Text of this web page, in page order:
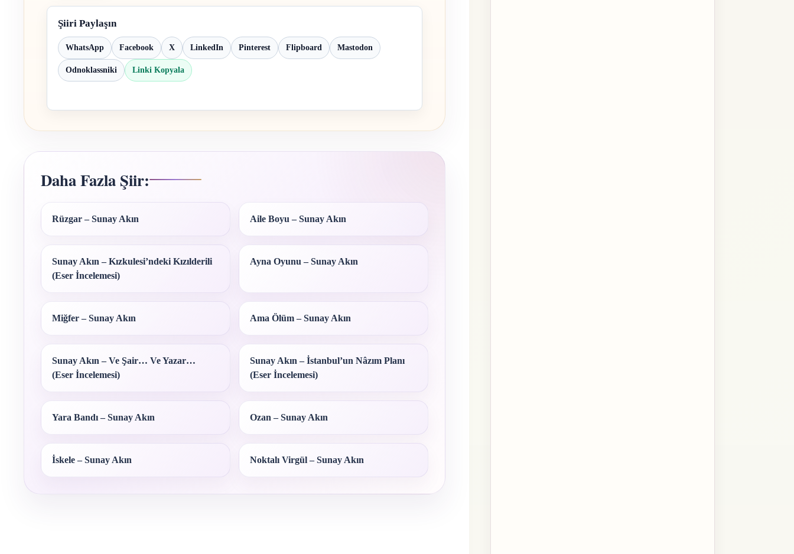
Şiiri Paylaşın
WhatsApp Facebook X LinkedIn Pinterest Flipboard Mastodon
Odnoklassniki Linki Kopyala
Daha Fazla Şiir:
Rüzgar – Sunay Akın Aile Boyu – Sunay Akın
Sunay Akın – Kızkulesi’ndeki Kızılderili
(Eser İncelemesi)
Ayna Oyunu – Sunay Akın
Miğfer – Sunay Akın Ama Ölüm – Sunay Akın
Sunay Akın – Ve Şair… Ve Yazar…
(Eser İncelemesi)
Sunay Akın – İstanbul’un Nâzım Planı
(Eser İncelemesi)
Yara Bandı – Sunay Akın Ozan – Sunay Akın
İskele – Sunay Akın Noktalı Virgül – Sunay Akın